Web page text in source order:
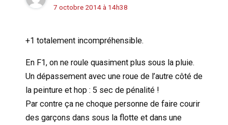
7 octobre 2014 à 14h38
+1 totalement incompréhensible.
En F1, on ne roule quasiment plus sous la pluie.
Un dépassement avec une roue de l’autre côté de
la peinture et hop : 5 sec de pénalité !
Par contre ça ne choque personne de faire courir
des garçons dans sous la flotte et dans une